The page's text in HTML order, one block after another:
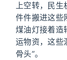
上空转，民生
件件搬进这些
煤油灯接着造
运物资，这些
骨头”。